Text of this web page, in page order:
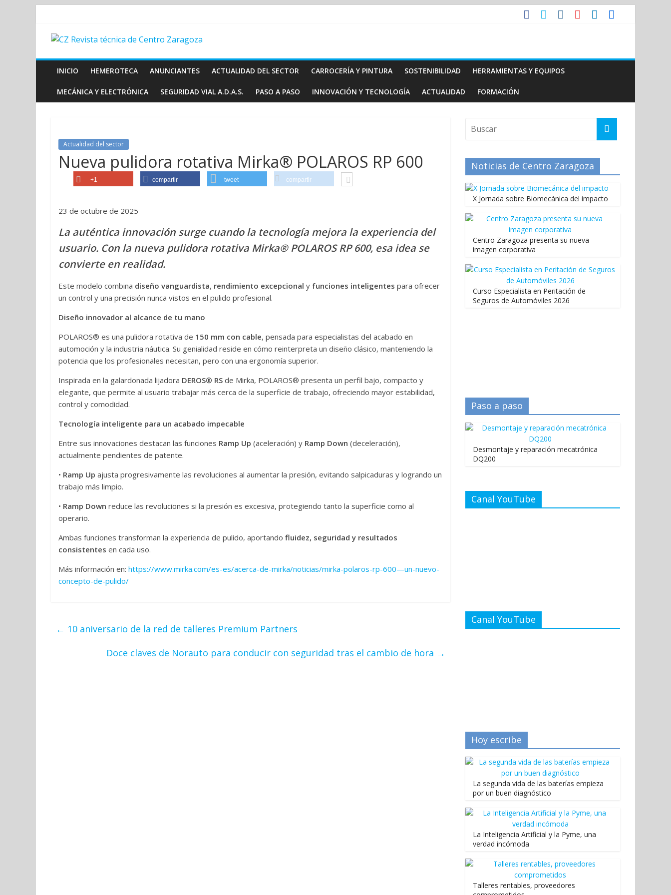
INICIO HEMEROTECA ANUNCIANTES ACTUALIDAD DEL SECTOR CARROCERÍA Y PINTURA SOSTENIBILIDAD HERRAMIENTAS Y EQUIPOS
MECÁNICA Y ELECTRÓNICA SEGURIDAD VIAL A.D.A.S. PASO A PASO INNOVACIÓN Y TECNOLOGÍA ACTUALIDAD FORMACIÓN
Actualidad del sector
Nueva pulidora rotativa Mirka® POLAROS RP 600
+1 compartir tweet compartir
23 de octubre de 2025
La auténtica innovación surge cuando la tecnología mejora la experiencia del
usuario. Con la nueva pulidora rotativa Mirka® POLAROS RP 600, esa idea se
convierte en realidad.
Este modelo combina diseño vanguardista, rendimiento excepcional y funciones inteligentes para ofrecer
un control y una precisión nunca vistos en el pulido profesional.
Diseño innovador al alcance de tu mano
POLAROS® es una pulidora rotativa de 150 mm con cable, pensada para especialistas del acabado en
automoción y la industria náutica. Su genialidad reside en cómo reinterpreta un diseño clásico, manteniendo la
potencia que los profesionales necesitan, pero con una ergonomía superior.
Inspirada en la galardonada lijadora DEROS® RS de Mirka, POLAROS® presenta un perfil bajo, compacto y
elegante, que permite al usuario trabajar más cerca de la superficie de trabajo, ofreciendo mayor estabilidad,
control y comodidad.
Tecnología inteligente para un acabado impecable
Entre sus innovaciones destacan las funciones Ramp Up (aceleración) y Ramp Down (deceleración),
actualmente pendientes de patente.
• Ramp Up ajusta progresivamente las revoluciones al aumentar la presión, evitando salpicaduras y logrando un
trabajo más limpio.
• Ramp Down reduce las revoluciones si la presión es excesiva, protegiendo tanto la superficie como al
operario.
Ambas funciones transforman la experiencia de pulido, aportando fluidez, seguridad y resultados
consistentes en cada uso.
Más información en: https://www.mirka.com/es-es/acerca-de-mirka/noticias/mirka-polaros-rp-600—un-nuevo-
concepto-de-pulido/
← 10 aniversario de la red de talleres Premium Partners
Doce claves de Norauto para conducir con seguridad tras el cambio de hora →
Noticias de Centro Zaragoza
X Jornada sobre Biomecánica del impacto
Centro Zaragoza presenta su nueva
imagen corporativa
Curso Especialista en Peritación de
Seguros de Automóviles 2026
Paso a paso
Desmontaje y reparación mecatrónica
DQ200
Canal YouTube
Canal YouTube
Hoy escribe
La segunda vida de las baterías empieza
por un buen diagnóstico
La Inteligencia Artificial y la Pyme, una
verdad incómoda
Talleres rentables, proveedores